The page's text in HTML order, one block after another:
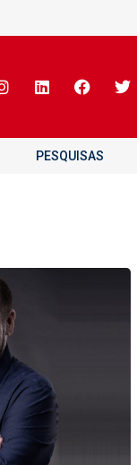
PESQUISAS